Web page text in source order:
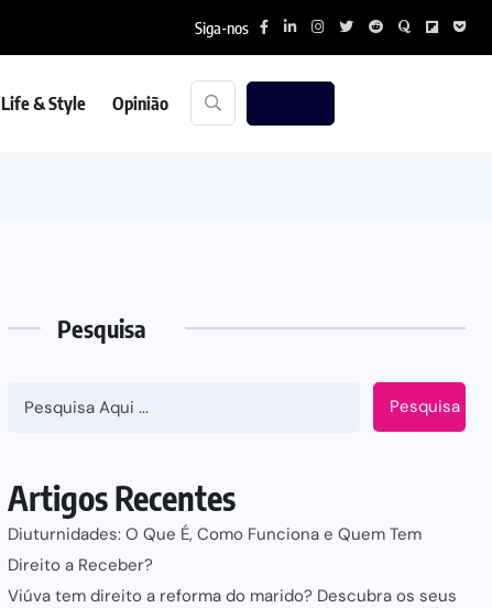
Siga-nos
Life & Style Opinião
Pesquisa
Pesquisa
Artigos Recentes
Diuturnidades: O Que É, Como Funciona e Quem Tem
Direito a Receber?
Viúva tem direito a reforma do marido? Descubra os seus